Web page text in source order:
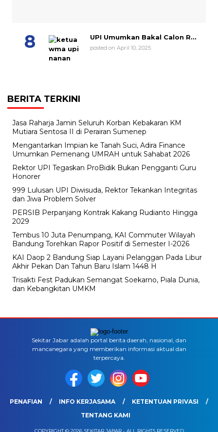
UPI Umumkan Bakal Calon R...
posted on April 10, 2025
BERITA TERKINI
Jasa Raharja Jamin Seluruh Korban Kebakaran KM
Mutiara Sentosa II di Perairan Sumenep
Mengantarkan Impian ke Tanah Suci, Adira Finance
Umumkan Pemenang UMRAH untuk Sahabat 2026
Rektor UPI Tegaskan ProBidik Bukan Pengganti Guru
Honorer
999 Lulusan UPI Diwisuda, Rektor Tekankan Integritas
dan Jiwa Problem Solver
PERSIB Perpanjang Kontrak Kakang Rudianto Hingga
2029
Tembus 10 Juta Penumpang, KAI Commuter Wilayah
Bandung Torehkan Rapor Positif di Semester I-2026
KAI Daop 2 Bandung Siap Layani Pelanggan Pada Libur
Akhir Pekan Dan Tahun Baru Islam 1448 H
Trisakti Fest Padukan Semangat Soekarno, Piala Dunia,
dan Kebangkitan UMKM
Sekitar Jabar adalah portal berita daerah, nasional, dan
mancanegara yang memberikan informasi aktual dan
terpercaya.
PENAFIAN INFO KERJASAMA
KETENTUAN PRIVASI
TENTANG KAMI
COPYRIGHT © 2026 SEKITAR JABAR - ALL RIGHTS RESERVED